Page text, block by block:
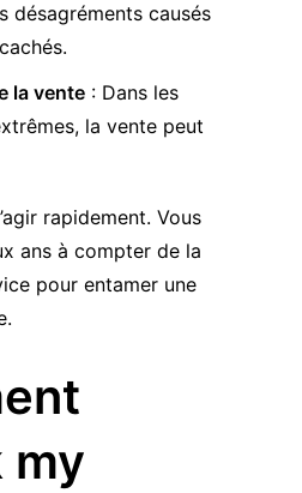
désagréments causés
la vente: Dans les
la vente peut
rapidement. Vous
ans à compter de la
pour entamer une
my